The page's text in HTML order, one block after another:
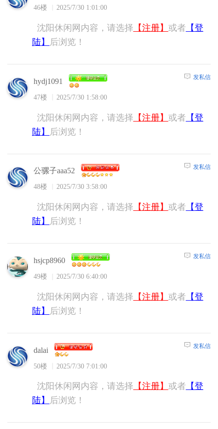
46楼 2025/7/30 1:01:00
沈阳休闲网内容，请选择 【注册】 或者 【登
陆】
后浏览！
hydj1091
47楼 2025/7/30 1:58:00
发私信
沈阳休闲网内容，请选择 【注册】 或者 【登
陆】
后浏览！
公骡子aaa52
48楼 2025/7/30 3:58:00
发私信
沈阳休闲网内容，请选择 【注册】 或者 【登
陆】
后浏览！
hsjcp8960
49楼 2025/7/30 6:40:00
发私信
沈阳休闲网内容，请选择 【注册】 或者 【登
陆】
后浏览！
dalai
50楼 2025/7/30 7:01:00
发私信
沈阳休闲网内容，请选择 【注册】 或者 【登
陆】
后浏览！